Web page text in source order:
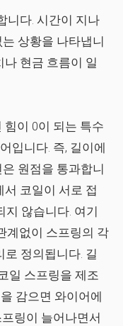
니다. 시간이 지나
상황을 나타냅니
나 현금 흐름이 일
힘이 0이 되는 특수
입니다. 즉, 길이에
원점을 통과합니
서 코일이 서로 접
지 않습니다. 여기
계없이 스프링의 각
로 정의됩니다. 길
일 스프링을 제조
감으면 와이어에
링이 늘어나면서